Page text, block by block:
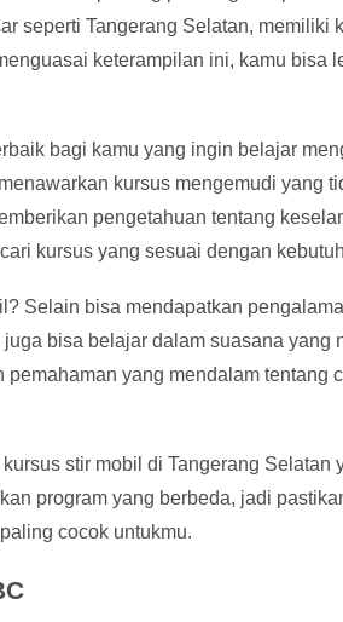
seperti Tangerang Selatan, memiliki
keterampilan ini, kamu bisa
bagi kamu yang ingin belajar
kursus mengemudi yang
pengetahuan tentang
kursus yang sesuai dengan
Selain bisa mendapatkan
bisa belajar dalam suasana yang
yang mendalam tentang
stir mobil di Tangerang Selatan
program yang berbeda, jadi
cocok untukmu.